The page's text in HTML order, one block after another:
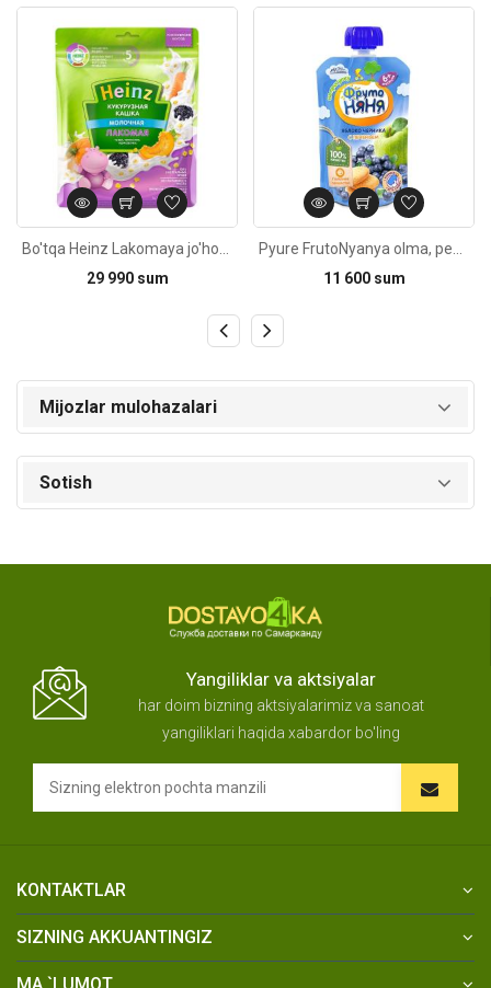
29 990 sum
Kod: 3720
11 600 sum
Mijozlar mulohazalari
Sotish
Yangiliklar va aktsiyalar
har doim bizning aktsiyalarimiz va sanoat
yangiliklari haqida xabardor bo'ling
KONTAKTLAR
SIZNING AKKUANTINGIZ
MA `LUMOT